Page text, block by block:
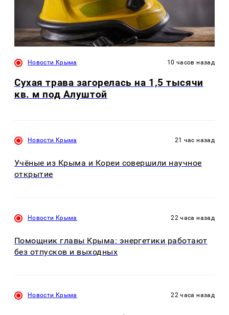
Новости Крыма 10 часов назад
Сухая трава загорелась на 1,5 тысячи
кв. м под Алуштой
Новости Крыма 21 час назад
Учёные из Крыма и Кореи совершили научное
открытие
Новости Крыма 22 часа назад
Помощник главы Крыма: энергетики работают
без отпусков и выходных
Новости Крыма 22 часа назад